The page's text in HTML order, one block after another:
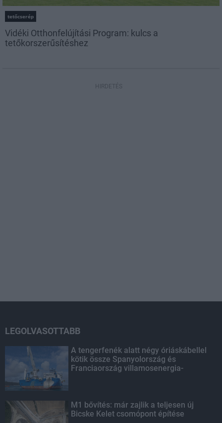
tetőcserép
Vidéki Otthonfelújítási Program: kulcs a
tetőkorszerűsítéshez
HIRDETÉS
LEGOLVASOTTABB
A tengerfenék alatt négy óriáskábellel
kötik össze Spanyolország és
Franciaország villamosenergia-
M1 bővítés: már zajlik a teljesen új
Bicske Kelet csomópont építése